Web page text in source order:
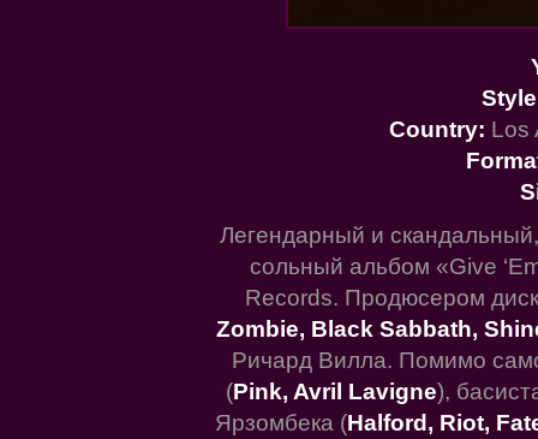
Country: Los
Легендарный и
сольный альбом «Give
Records. Продюсером
Zombie, Black Sabbath,
Ричард Вилла. Помимо
(Pink, Avril Lavigne),
Ярзомбека (Halford, Riot,